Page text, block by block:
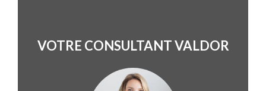
VOTRE CONSULTANT VALDOR